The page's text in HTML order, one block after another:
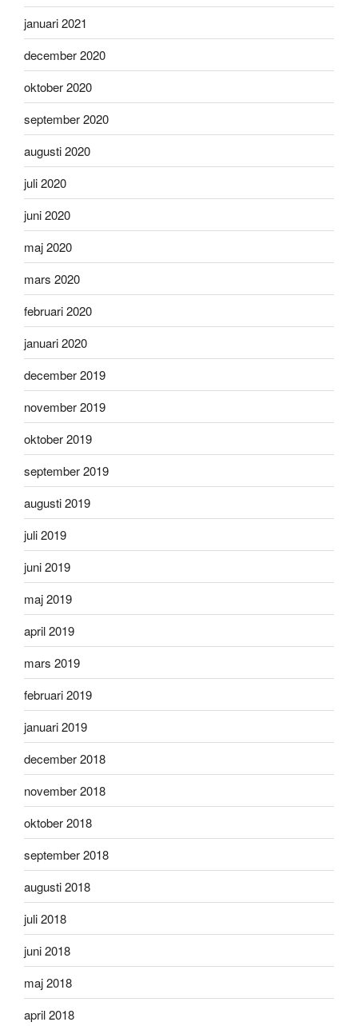
januari 2021
december 2020
oktober 2020
september 2020
augusti 2020
juli 2020
juni 2020
maj 2020
mars 2020
februari 2020
januari 2020
december 2019
november 2019
oktober 2019
september 2019
augusti 2019
juli 2019
juni 2019
maj 2019
april 2019
mars 2019
februari 2019
januari 2019
december 2018
november 2018
oktober 2018
september 2018
augusti 2018
juli 2018
juni 2018
maj 2018
april 2018